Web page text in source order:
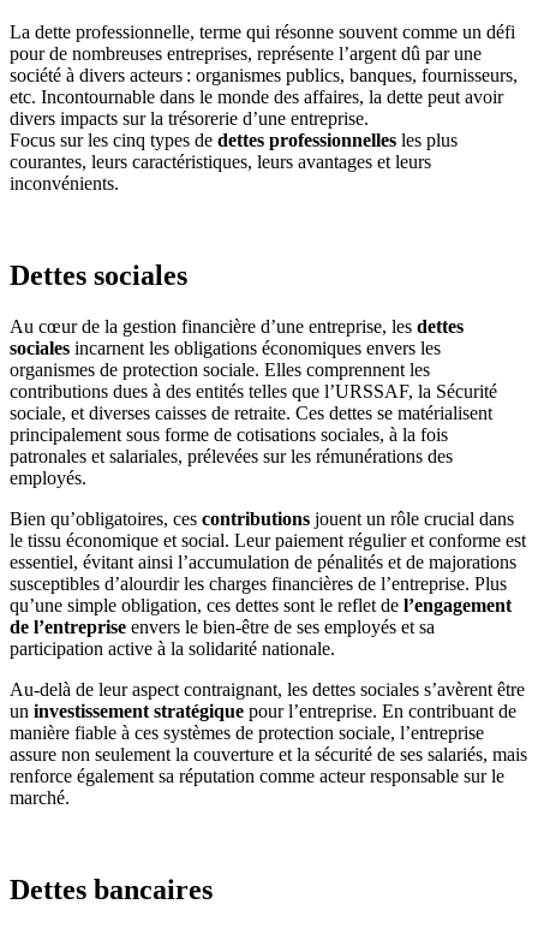
La dette professionnelle, terme qui résonne souvent comme un défi
pour de nombreuses entreprises, représente l’argent dû par une
société à divers acteurs : organismes publics, banques, fournisseurs,
etc. Incontournable dans le monde des affaires, la dette peut avoir
divers impacts sur la trésorerie d’une entreprise.
Focus sur les cinq types de dettes professionnelles les plus
courantes, leurs caractéristiques, leurs avantages et leurs
inconvénients.
Dettes sociales
Au cœur de la gestion financière d’une entreprise, les dettes
sociales incarnent les obligations économiques envers les
organismes de protection sociale. Elles comprennent les
contributions dues à des entités telles que l’URSSAF, la Sécurité
sociale, et diverses caisses de retraite. Ces dettes se matérialisent
principalement sous forme de cotisations sociales, à la fois
patronales et salariales, prélevées sur les rémunérations des
employés.
Bien qu’obligatoires, ces contributions jouent un rôle crucial dans
le tissu économique et social. Leur paiement régulier et conforme est
essentiel, évitant ainsi l’accumulation de pénalités et de majorations
susceptibles d’alourdir les charges financières de l’entreprise. Plus
qu’une simple obligation, ces dettes sont le reflet de l’engagement
de l’entreprise envers le bien-être de ses employés et sa
participation active à la solidarité nationale.
Au-delà de leur aspect contraignant, les dettes sociales s’avèrent être
un investissement stratégique pour l’entreprise. En contribuant de
manière fiable à ces systèmes de protection sociale, l’entreprise
assure non seulement la couverture et la sécurité de ses salariés, mais
renforce également sa réputation comme acteur responsable sur le
marché.
Dettes bancaires